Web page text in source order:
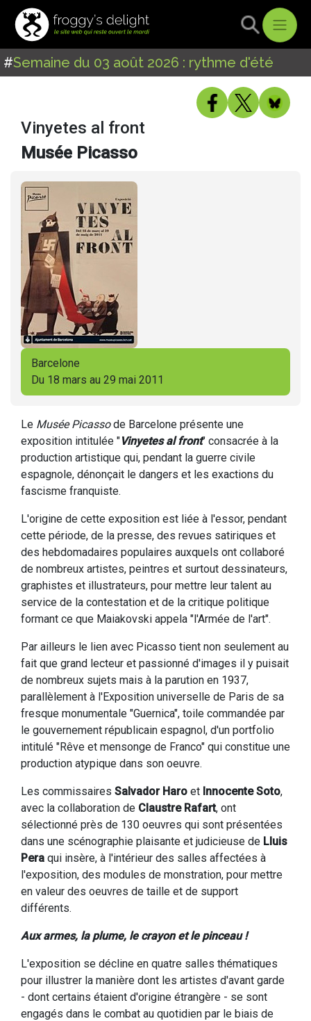
#Semaine du 03 août 2026 : rythme d'été
Vinyetes al front
Musée Picasso
Barcelone
Du 18 mars au 29 mai 2011
Le Musée Picassode Barcelone présente une
exposition intitulée "Vinyetes al front" consacrée à la
production artistique qui, pendant la guerre civile
espagnole, dénonçait le dangers et les exactions du
fascisme franquiste.
L'origine de cette exposition est liée à l'essor, pendant
cette période, de la presse, des revues satiriques et
des hebdomadaires populaires auxquels ont collaboré
de nombreux artistes, peintres et surtout dessinateurs,
graphistes et illustrateurs, pour mettre leur talent au
service de la contestation et de la critique politique
formant ce que Maiakovski appela "l'Armée de l'art".
Par ailleurs le lien avec Picasso tient non seulement au
fait que grand lecteur et passionné d'images il y puisait
de nombreux sujets mais à la parution en 1937,
parallèlement à l'Exposition universelle de Paris de sa
fresque monumentale "Guernica", toile commandée par
le gouvernement républicain espagnol, d'un portfolio
intitulé "Rêve et mensonge de Franco" qui constitue une
production atypique dans son oeuvre.
Les commissaires Salvador Haro et Innocente Soto,
avec la collaboration de Claustre Rafart, ont
sélectionné près de 130 oeuvres qui sont présentées
dans une scénographie plaisante et judicieuse de Lluis
Pera qui insère, à l'intérieur des salles affectées à
l'exposition, des modules de monstration, pour mettre
en valeur des oeuvres de taille et de support
différents.
Aux armes, la plume, le crayon et le pinceau !
L'exposition se décline en quatre salles thématiques
pour illustrer la manière dont les artistes d'avant garde
- dont certains étaient d'origine étrangère - se sont
engagés dans le combat au quotidien par le biais de